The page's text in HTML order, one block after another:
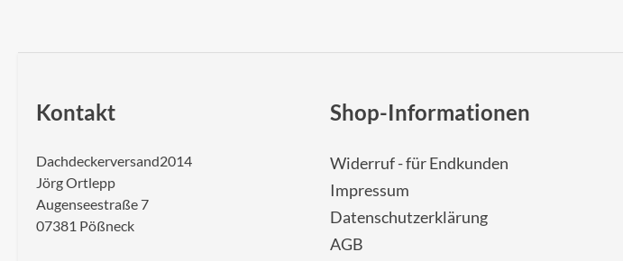
Kontakt
Dachdeckerversand2014
Jörg Ortlepp
Augenseestraße 7
07381 Pößneck
Shop-Informationen
Widerruf - für Endkunden
Impressum
Datenschutzerklärung
AGB